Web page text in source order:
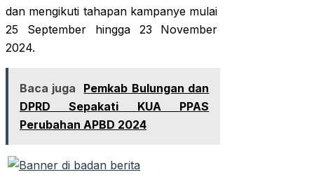
dan mengikuti tahapan kampanye mulai
25 September hingga 23 November
2024.
Baca juga
Pemkab Bulungan dan
DPRD Sepakati KUA PPAS
Perubahan APBD 2024